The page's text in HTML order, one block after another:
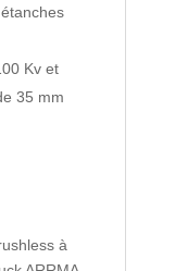
Kv et
35 mm
à